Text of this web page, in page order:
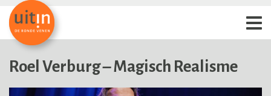
Roel Verburg – Magisch Realisme